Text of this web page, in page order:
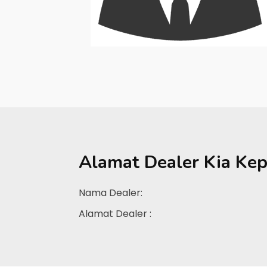
Alamat Dealer Kia
Nama Dealer:
Alamat Dealer :